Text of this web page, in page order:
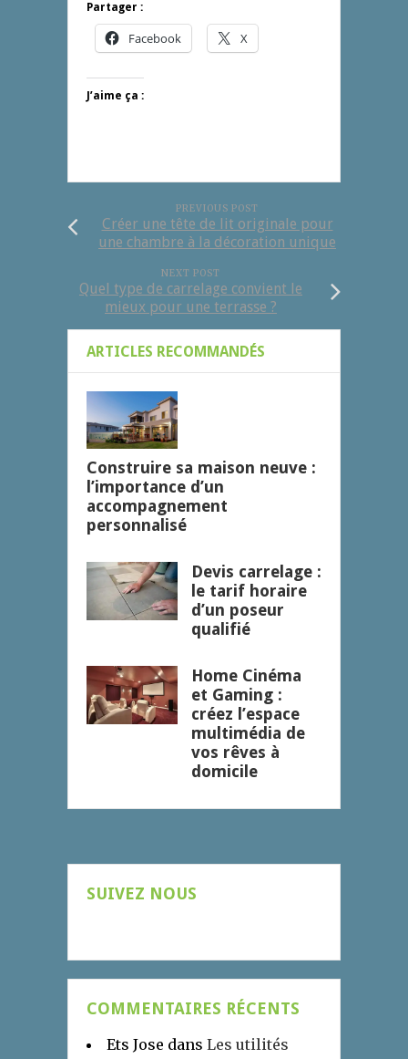
Partager :
Facebook X
J’aime ça :
PREVIOUS POST
Créer une tête de lit originale pour
une chambre à la décoration unique
NEXT POST
Quel type de carrelage convient le
mieux pour une terrasse ?
ARTICLES RECOMMANDÉS
Construire sa maison neuve :
l’importance d’un
accompagnement
personnalisé
Devis carrelage :
le tarif horaire
d’un poseur
qualifié
Home Cinéma
et Gaming :
créez l’espace
multimédia de
vos rêves à
domicile
SUIVEZ NOUS
COMMENTAIRES RÉCENTS
Ets Jose dans Les utilités